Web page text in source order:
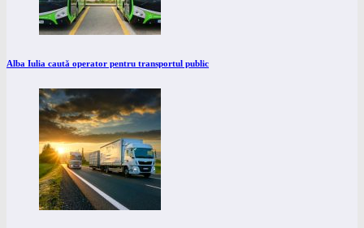
Alba Iulia caută operator pentru transportul public